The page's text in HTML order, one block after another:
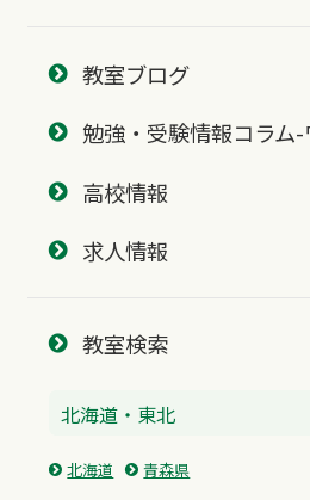
教室ブログ
勉強・受験情報コラム
高校情報
求人情報
教室検索
北海道・東北
北海道 青森県